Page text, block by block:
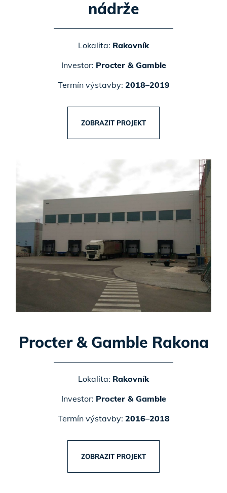
nádrže
Lokalita: Rakovník
Investor: Procter & Gamble
Termín výstavby: 2018–2019
ZOBRAZIT PROJEKT
Procter & Gamble Rakona
Lokalita: Rakovník
Investor: Procter & Gamble
Termín výstavby: 2016–2018
ZOBRAZIT PROJEKT